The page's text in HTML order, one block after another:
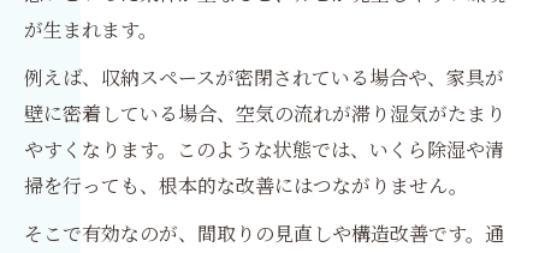
が生まれます。
例えば、収納スペースが密閉されている場合や、家具が
壁に密着している場合、空気の流れが滞り湿気がたまり
やすくなります。このような状態では、いくら除湿や清
掃を行っても、根本的な改善にはつながりません。
そこで有効なのが、間取りの見直しや構造改善です。通